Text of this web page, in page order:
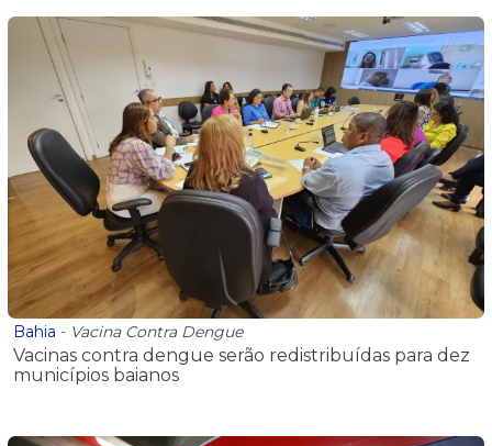
Bahia - Vacina Contra Dengue
Vacinas contra dengue serão redistribuídas para dez
municípios baianos